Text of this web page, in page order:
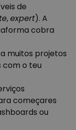
de
,expert). A
cobra
muitos projetos
o teu
começares
ou